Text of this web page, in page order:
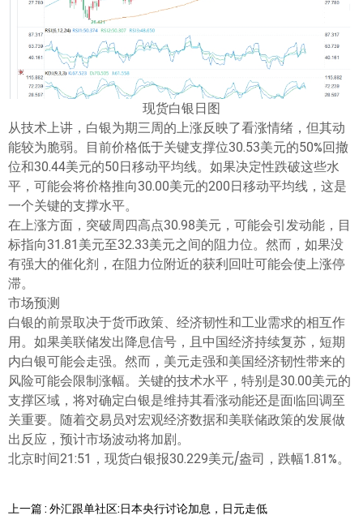
现货白银日图
从技术上讲，白银为期三周的上涨反映了看涨情绪，但其动
能较为脆弱。目前价格低于关键支撑位30.53美元的50%回撤
位和30.44美元的50日移动平均线。如果决定性跌破这些水
平，可能会将价格推向30.00美元的200日移动平均线，这是
一个关键的支撑水平。
在上涨方面，突破周四高点30.98美元，可能会引发动能，目
标指向31.81美元至32.33美元之间的阻力位。然而，如果没
有强大的催化剂，在阻力位附近的获利回吐可能会使上涨停
滞。
市场预测
白银的前景取决于货币政策、经济韧性和工业需求的相互作
用。如果美联储发出降息信号，且中国经济持续复苏，短期
内白银可能会走强。然而，美元走强和美国经济韧性带来的
风险可能会限制涨幅。关键的技术水平，特别是30.00美元的
支撑区域，将对确定白银是维持其看涨动能还是面临回调至
关重要。随着交易员对宏观经济数据和美联储政策的发展做
出反应，预计市场波动将加剧。
北京时间21:51，现货白银报30.229美元/盎司，跌幅1.81%。
上一篇 : 外汇跟单社区:日本央行讨论加息，日元走低